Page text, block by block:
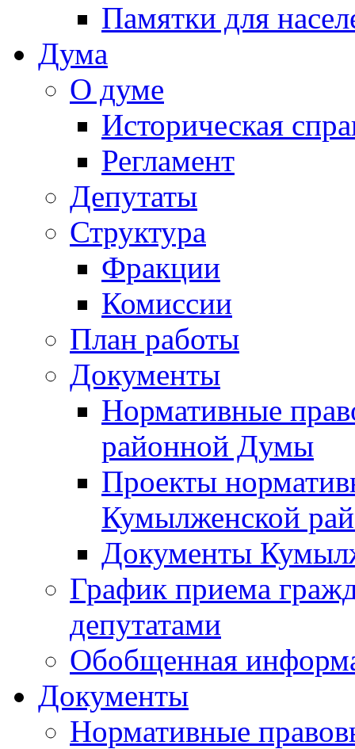
Памятки для
Дума
О думе
Историческая
Регламент
Депутаты
Структура
Фракции
Комиссии
План работы
Документы
Нормативные
районной Думы
Проекты
Кумылженской
Документы
График приема
депутатами
Обобщенная
Документы
Нормативные